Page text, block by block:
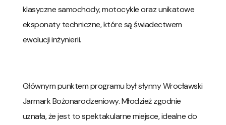
klasyczne samochody, motocykle oraz unikatowe
eksponaty techniczne, które są świadectwem
ewolucji inżynierii.
​Głównym punktem programu był słynny Wrocławski
Jarmark Bożonarodzeniowy. Młodzież zgodnie
uznała, że jest to spektakularne miejsce, idealne do